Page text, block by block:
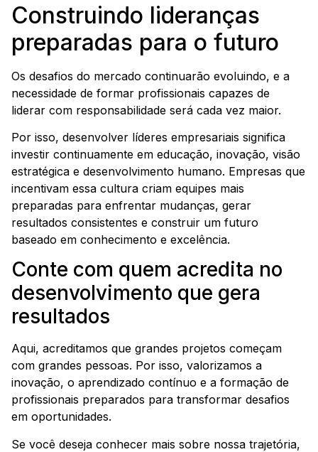
Construindo lideranças
preparadas para o futuro
Os desafios do mercado continuarão evoluindo, e a
necessidade de formar profissionais capazes de
liderar com responsabilidade será cada vez maior.
Por isso, desenvolver líderes empresariais significa
investir continuamente em educação, inovação, visão
estratégica e desenvolvimento humano. Empresas que
incentivam essa cultura criam equipes mais
preparadas para enfrentar mudanças, gerar
resultados consistentes e construir um futuro
baseado em conhecimento e excelência.
Conte com quem acredita no
desenvolvimento que gera
resultados
Aqui, acreditamos que grandes projetos começam
com grandes pessoas. Por isso, valorizamos a
inovação, o aprendizado contínuo e a formação de
profissionais preparados para transformar desafios
em oportunidades.
Se você deseja conhecer mais sobre nossa trajetória,